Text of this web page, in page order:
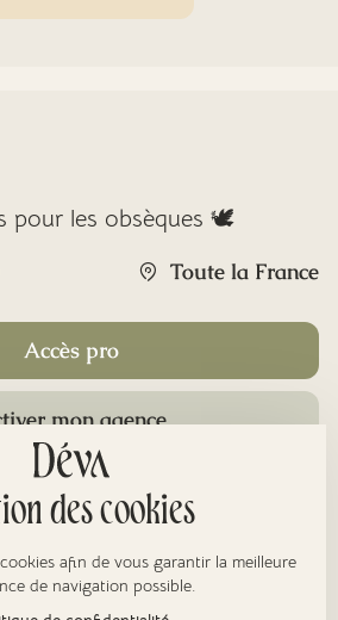
pour les obsèques 🕊️
Toute la France
Accès pro
mon agence
des cookies
afin de vous garantir la meilleure
de navigation possible.